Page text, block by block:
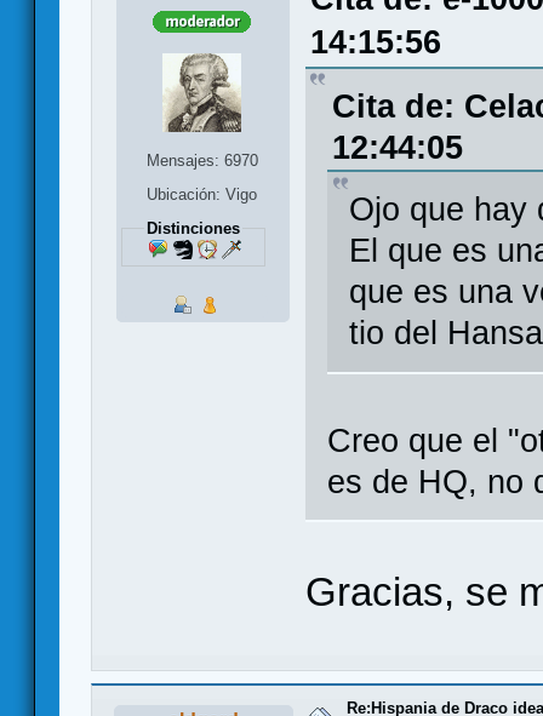
Mensajes: 6970
Ubicación: Vigo
Distinciones
14:15:56
Cita de:
12:44:05
Ojo que hay
El que es
que es una
tio del
Creo que el
es de HQ, no
Gracias, se
Re:Hispania de Draco